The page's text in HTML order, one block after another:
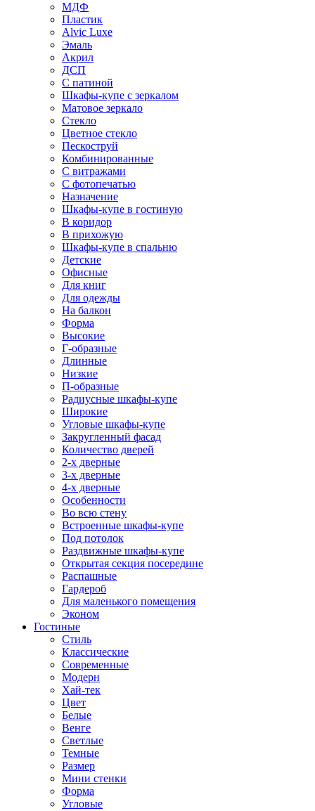
МДФ
Пластик
Alvic Luxe
Эмаль
Акрил
ДСП
С патиной
Шкафы-купе с зеркалом
Матовое зеркало
Стекло
Цветное стекло
Пескоструй
Комбинированные
С витражами
С фотопечатью
Назначение
Шкафы-купе в гостиную
В коридор
В прихожую
Шкафы-купе в спальню
Детские
Офисные
Для книг
Для одежды
На балкон
Форма
Высокие
Г-образные
Длинные
Низкие
П-образные
Радиусные шкафы-купе
Широкие
Угловые шкафы-купе
Закругленный фасад
Количество дверей
2-х дверные
3-х дверные
4-х дверные
Особенности
Во всю стену
Встроенные шкафы-купе
Под потолок
Раздвижные шкафы-купе
Открытая секция посередине
Распашные
Гардероб
Для маленького помещения
Эконом
Гостиные
Стиль
Классические
Современные
Модерн
Хай-тек
Цвет
Белые
Венге
Светлые
Темные
Размер
Мини стенки
Форма
Угловые